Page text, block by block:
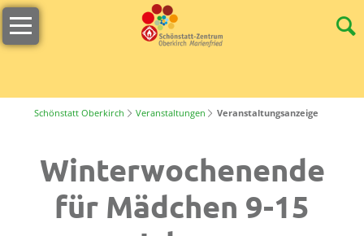
Navigation
überspringen
Willkommen
s
´Lädele
Terrasse
Unser
Schönstatt Oberkirch Veranstaltungen Veranstaltungsanzeige
Winterwochenende
für Mädchen 9-15